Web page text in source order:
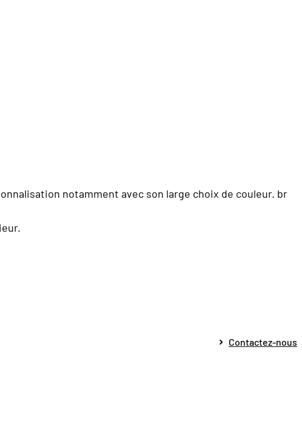
notamment avec son large choix de couleur. br
Contactez-nous